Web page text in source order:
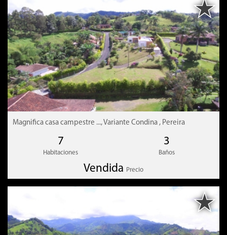
Oficina
Gran corredor
Recibidor
Sala
Comedor
Terrazas
Cocina con isla
Alcoba del servicio con baño
Zona de ropas
Habitación auxiliar 1 con vestier, baño y terraza
Habitación auxiliar 3 con vestier, baño y terraza
Habitación principal con baño, vestier y terraza
Magnifica casa campestre ..., Variante Condina , Pereira
7
Habitaciones
3
Baños
Vendida Precio